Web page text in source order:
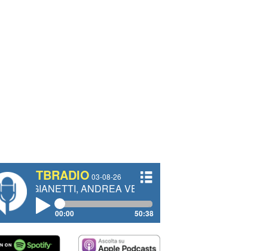
TBRADIO 03-08-26
ANDREA VENDRAME, FILIPPO FIORELLI
00:00 50:38